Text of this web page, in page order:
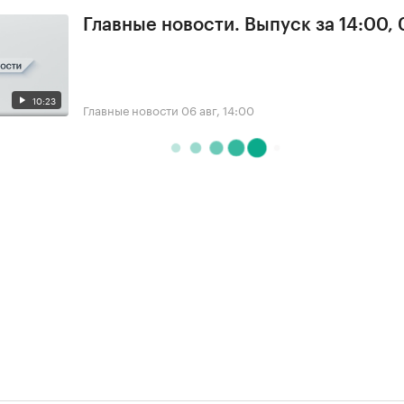
10:23
Главные новости. Выпуск за
Главные новости 06 авг, 14:00